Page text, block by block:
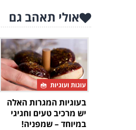
אולי תאהב גם
עוגות ועוגיות
בעוגיות המגרות האלה
יש מרכיב טעים וחגיגי
במיוחד – שמפניה!